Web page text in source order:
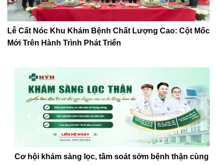
Lễ Cất Nóc Khu Khám Bệnh Chất Lượng Cao: Cột Mốc
Mới Trên Hành Trình Phát Triển
Cơ hội khám sàng lọc, tầm soát sớm bệnh thận cùng